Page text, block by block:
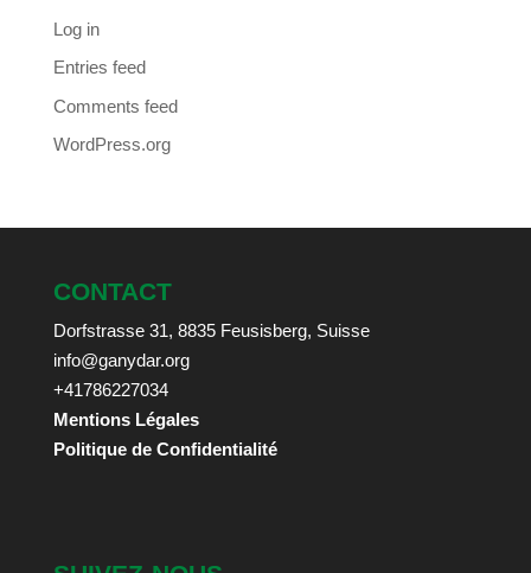
Log in
Entries feed
Comments feed
WordPress.org
CONTACT
Dorfstrasse 31, 8835 Feusisberg, Suisse
info@ganydar.org
+41786227034
Mentions Légales
Politique de Confidentialité